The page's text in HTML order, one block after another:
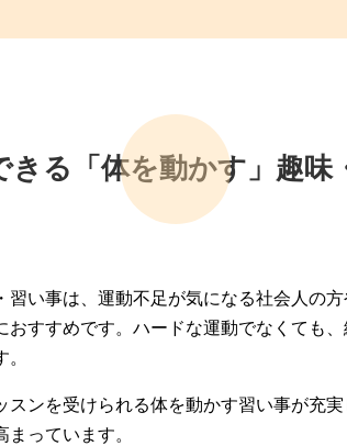
きる「体を動かす」趣味
習い事は、運動不足が気になる社会人の
おすすめです。ハードな運動でなくても
スンを受けられる体を動かす習い事が充
まっています。